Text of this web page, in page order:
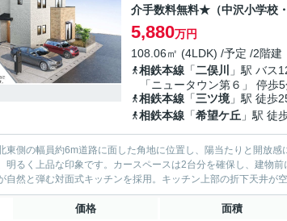
介手数料無料★（中沢小学校・
5,880万円
108.06㎡ (4LDK) /予定 /2階建
相鉄本線 「二俣川
」駅 バス
「ニュータウン第６」 停歩
相鉄本線 「三ツ境」駅 徒歩
相鉄本線 「希望ケ丘 」駅 徒
東側の幅員約6m道路に面した角地に位置し、陽当たりと開放
るく上品な印象です。カースペースは2台分を確保し、建物前には約4.3mの庭
自然と弾む対面式キッチンを採用。キッチン上部の折下天井が
価格 面積